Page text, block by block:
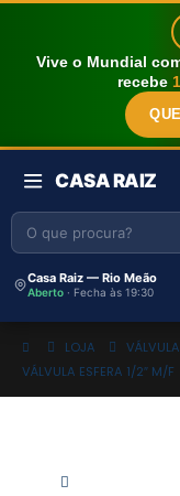
Vive o Mundial
recebe
CASA RAIZ
Casa Raiz — Rio Meão
Aberto · Fecha às 19:30
LOJA
VÁLVULA ESFERA 1/2″ M/